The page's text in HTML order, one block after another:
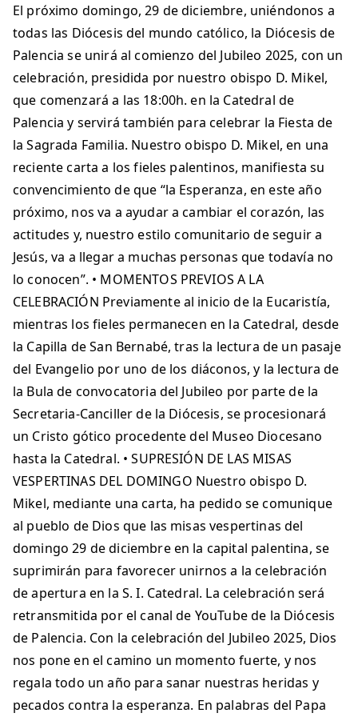
El próximo domingo, 29 de diciembre, uniéndonos a
todas las Diócesis del mundo católico, la Diócesis de
Palencia se unirá al comienzo del Jubileo 2025, con un
celebración, presidida por nuestro obispo D. Mikel,
que comenzará a las 18:00h. en la Catedral de
Palencia y servirá también para celebrar la Fiesta de
la Sagrada Familia. Nuestro obispo D. Mikel, en una
reciente carta a los fieles palentinos, manifiesta su
convencimiento de que “la Esperanza, en este año
próximo, nos va a ayudar a cambiar el corazón, las
actitudes y, nuestro estilo comunitario de seguir a
Jesús, va a llegar a muchas personas que todavía no
lo conocen”. • MOMENTOS PREVIOS A LA
CELEBRACIÓN Previamente al inicio de la Eucaristía,
mientras los fieles permanecen en la Catedral, desde
la Capilla de San Bernabé, tras la lectura de un pasaje
del Evangelio por uno de los diáconos, y la lectura de
la Bula de convocatoria del Jubileo por parte de la
Secretaria-Canciller de la Diócesis, se procesionará
un Cristo gótico procedente del Museo Diocesano
hasta la Catedral. • SUPRESIÓN DE LAS MISAS
VESPERTINAS DEL DOMINGO Nuestro obispo D.
Mikel, mediante una carta, ha pedido se comunique
al pueblo de Dios que las misas vespertinas del
domingo 29 de diciembre en la capital palentina, se
suprimirán para favorecer unirnos a la celebración
de apertura en la S. I. Catedral. La celebración será
retransmitida por el canal de YouTube de la Diócesis
de Palencia. Con la celebración del Jubileo 2025, Dios
nos pone en el camino un momento fuerte, y nos
regala todo un año para sanar nuestras heridas y
pecados contra la esperanza. En palabras del Papa